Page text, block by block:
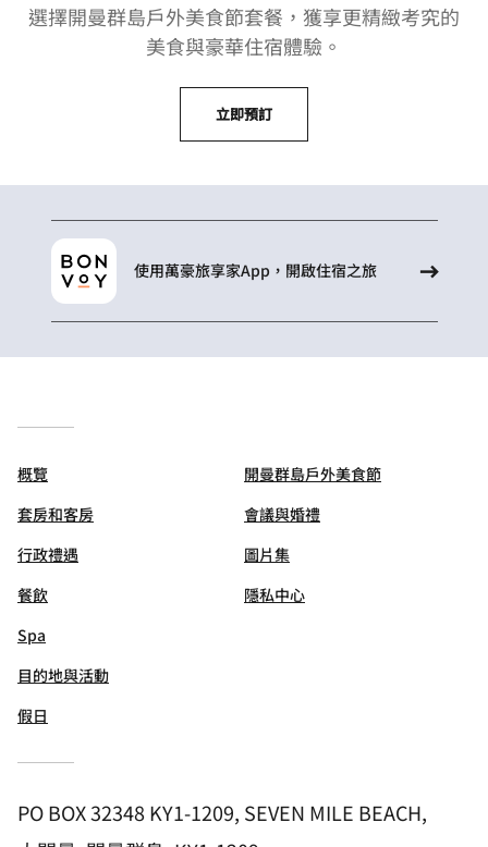
選擇開曼群島戶外美食節套餐，獲享更精緻考究的
美食與豪華住宿體驗。
立即預訂
使用萬豪旅享家App，開啟住宿之旅
概覽
套房和客房
行政禮遇
餐飲
Spa
目的地與活動
假日
開曼群島戶外美食節
會議與婚禮
圖片集
隱私中心
PO BOX 32348 KY1-1209, SEVEN MILE BEACH,